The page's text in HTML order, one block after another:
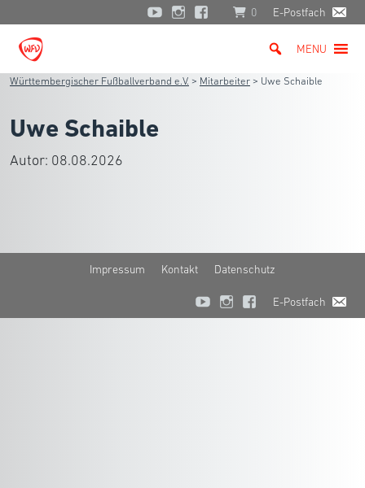
0 E-Postfach
MENU
Württembergischer Fußballverband e.V. > Mitarbeiter > Uwe Schaible
Uwe Schaible
Autor: 08.08.2026
Impressum Kontakt Datenschutz
E-Postfach